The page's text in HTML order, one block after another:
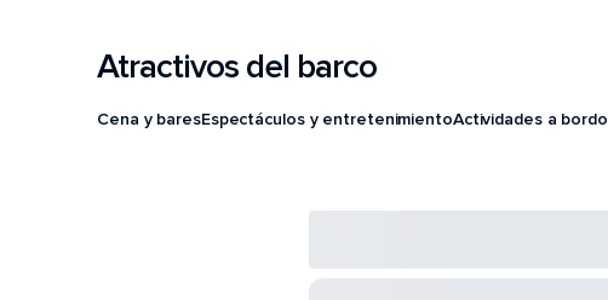
Atractivos del barco
Cena y baresEspectáculos y entretenimientoActividades a bordo